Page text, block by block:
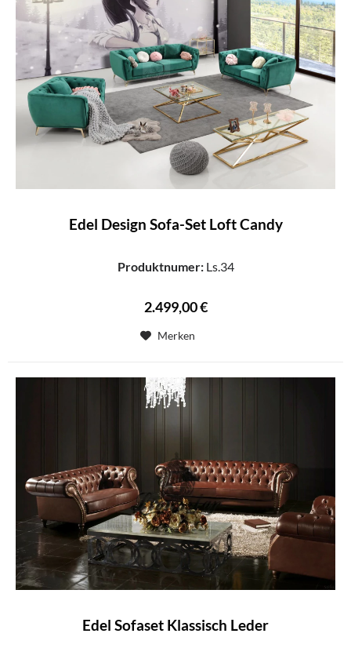
Edel Design Sofa-Set Loft Candy
Produktnumer:Ls.34
2.499,00 €
Merken
Edel Sofaset Klassisch Leder